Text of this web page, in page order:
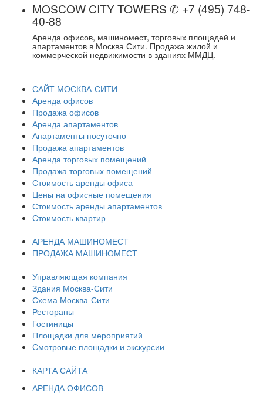
MOSCOW CITY TOWERS ✆ +7 (495) 748-
40-88
Аренда офисов, машиномест, торговых площадей и
апартаментов в Москва Сити. Продажа жилой и
коммерческой недвижимости в зданиях ММДЦ.
САЙТ МОСКВА-СИТИ
Аренда офисов
Продажа офисов
Аренда апартаментов
Апартаменты посуточно
Продажа апартаментов
Аренда торговых помещений
Продажа торговых помещений
Стоимость аренды офиса
Цены на офисные помещения
Стоимость аренды апартаментов
Стоимость квартир
АРЕНДА МАШИНОМЕСТ
ПРОДАЖА МАШИНОМЕСТ
Управляющая компания
Здания Москва-Сити
Схема Москва-Сити
Рестораны
Гостиницы
Площадки для мероприятий
Смотровые площадки и экскурсии
КАРТА САЙТА
АРЕНДА ОФИСОВ